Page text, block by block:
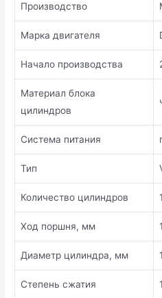
Производство
Марка двигателя
Начало производства
Материал блока
цилиндров
Система питания
Тип
Количество цилиндров
Ход поршня, мм
Диаметр цилиндра, мм
Степень сжатия